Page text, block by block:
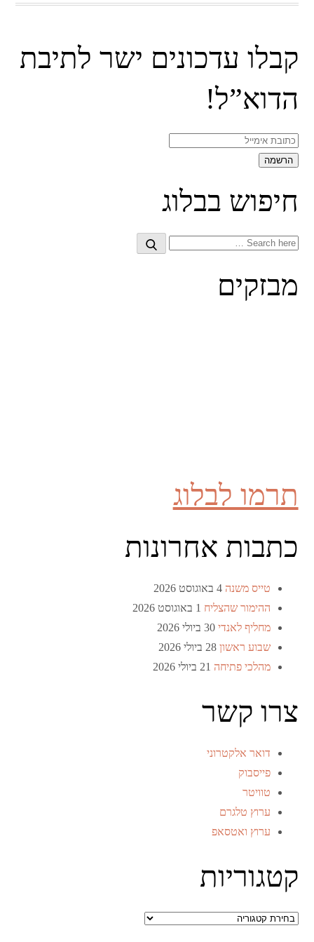
קבלו עדכונים ישר לתיבת
הדוא”ל!
חיפוש בבלוג
Search
Search
מבזקים
תרמו לבלוג
כתבות אחרונות
טייס משנה 4 באוגוסט 2026
ההימור שהצליח 1 באוגוסט 2026
מחליף לאנדי 30 ביולי 2026
שבוע ראשון 28 ביולי 2026
מהלכי פתיחה 21 ביולי 2026
צרו קשר
דואר אלקטרוני
פייסבוק
טוויטר
ערוץ טלגרם
ערוץ ואטסאפ
קטגוריות
קטגוריות